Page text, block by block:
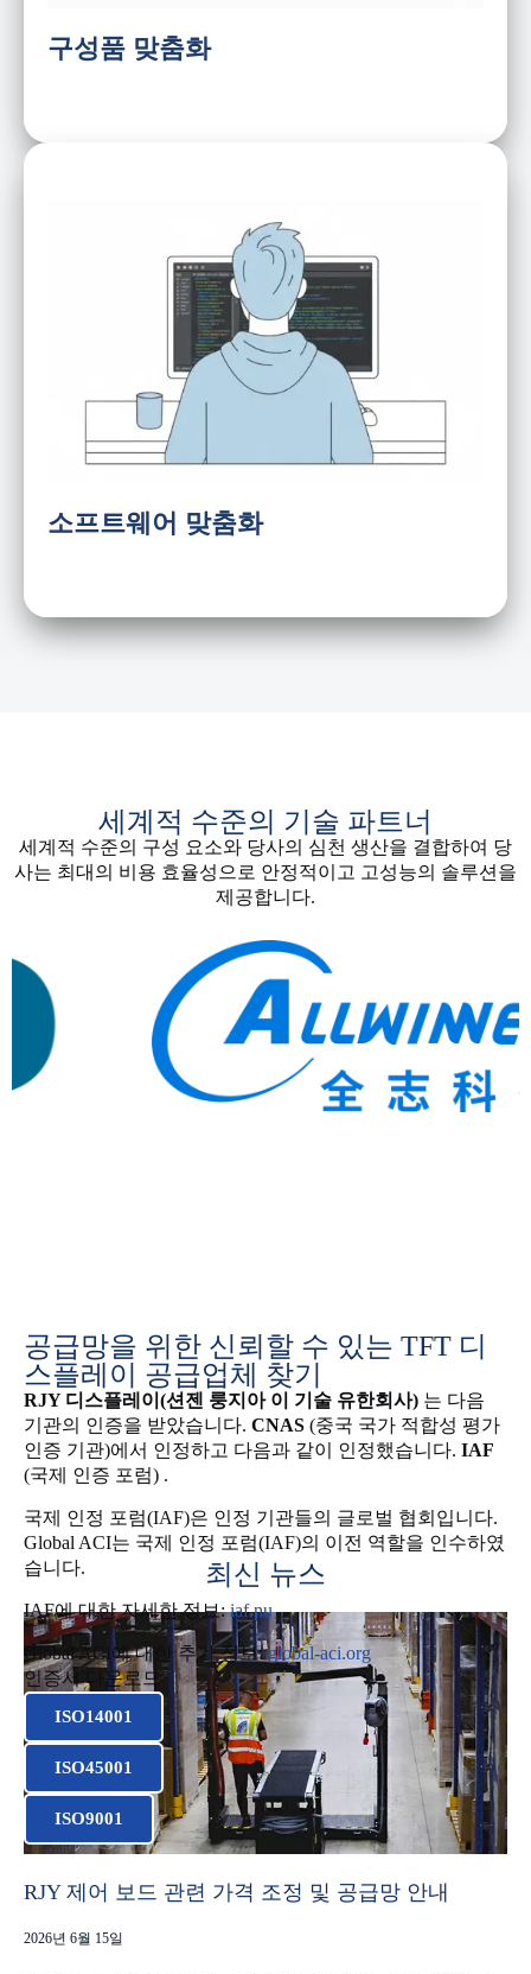
구성품 맞춤화
소프트웨어 맞춤화
안드로이드/리눅스 시스템
UI/UX 프레임워크
API 및 SDK 제공
BSP 개발
터치 및 디스플레이 드라이버
세계적 수준의 기술 파트너
세계적 수준의 구성 요소와 당사의 심천 생산을 결합하여 당
사는 최대의 비용 효율성으로 안정적이고 고성능의 솔루션을
제공합니다.
공급망을 위한 신뢰할 수 있는 TFT 디
스플레이 공급업체 찾기
RJY 디스플레이(션젠 룽지아 이 기술 유한회사) 는 다음
기관의 인증을 받았습니다. CNAS (중국 국가 적합성 평가
인증 기관)에서 인정하고 다음과 같이 인정했습니다. IAF
(국제 인증 포럼) .
국제 인정 포럼(IAF)은 인정 기관들의 글로벌 협회입니다.
Global ACI는 국제 인정 포럼(IAF)의 이전 역할을 인수하였
습니다.
IAF에 대한 자세한 정보:iaf.nu
Global ACI에 대한 추가 정보:global-aci.org
인증서 다운로드
ISO14001
ISO45001
ISO9001
최신 뉴스
RJY 제어 보드 관련 가격 조정 및 공급망 안내
2026년 6월 15일